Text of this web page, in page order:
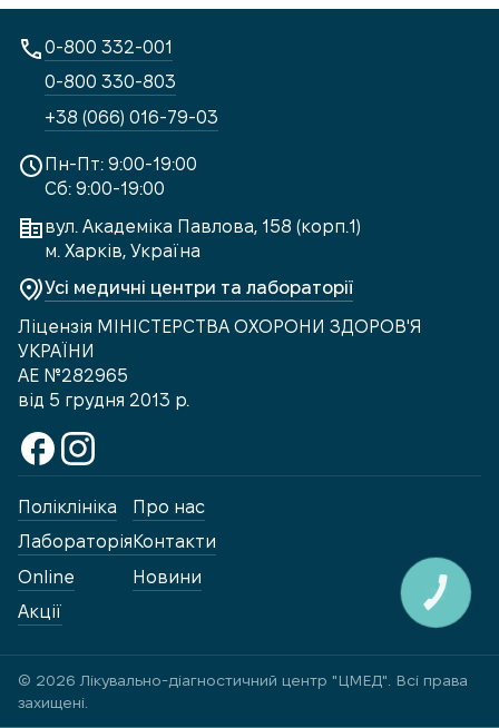
Пн-Пт: 9:00-19:00
Сб: 9:00-19:00
вул. Академіка Павлова, 158 (корп.1)
м. Харків, Україна
Усі медичні центри та лабораторії
Ліцензія МІНІСТЕРСТВА ОХОРОНИ ЗДОРОВ'Я
УКРАЇНИ
АЕ №282965
від 5 грудня 2013 р.
0-800 332-001
0-800 330-803
+38 (066) 016-79-03
Поліклініка
Лабораторія
Online
Акції
Про нас
Контакти
Новини
© 2026 Лікувально-діагностичний центр "ЦМЕД". Всі права
захищені.
КНОПКА
ЗВ'ЯЗКУ